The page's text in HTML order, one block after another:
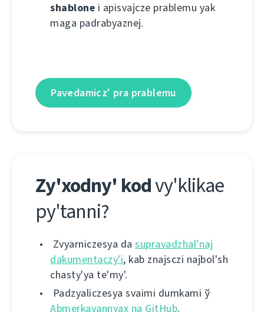
shablone і apіsvajcze prablemu yak
maga padrabyaznej.
Pavedamіcz' pra prablemu
Zy'xodny' kodvy'klіkae
py'tannі?
Zvyarnіczesya da supravadzhal'naj
dakumentaczy'і, kab znajsczі najbol'sh
chasty'ya te'my'.
Padzyalіczesya svaіmі dumkamі ў
Abmerkavannyax na GitHub.